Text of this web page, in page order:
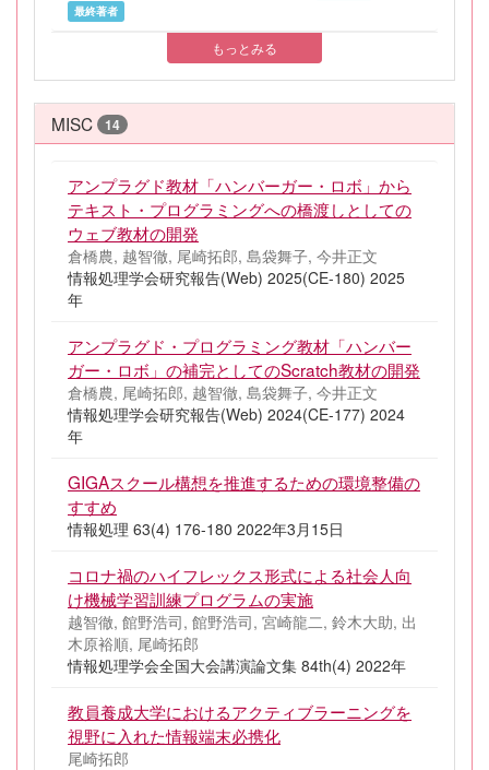
最終著者
もっとみる
MISC 14
アンプラグド教材「ハンバーガー・ロボ」から
テキスト・プログラミングへの橋渡しとしての
ウェブ教材の開発
倉橋農, 越智徹, 尾崎拓郎, 島袋舞子, 今井正文
情報処理学会研究報告(Web) 2025(CE-180) 2025
年
アンプラグド・プログラミング教材「ハンバー
ガー・ロボ」の補完としてのScratch教材の開発
倉橋農, 尾崎拓郎, 越智徹, 島袋舞子, 今井正文
情報処理学会研究報告(Web) 2024(CE-177) 2024
年
GIGAスクール構想を推進するための環境整備の
すすめ
情報処理 63(4) 176-180 2022年3月15日
コロナ禍のハイフレックス形式による社会人向
け機械学習訓練プログラムの実施
越智徹, 館野浩司, 館野浩司, 宮崎龍二, 鈴木大助, 出
木原裕順, 尾崎拓郎
情報処理学会全国大会講演論文集 84th(4) 2022年
教員養成大学におけるアクティブラーニングを
視野に入れた情報端末必携化
尾崎拓郎